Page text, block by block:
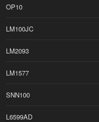
OP10
LM100JC
LM2093
LM1577
SNN100
L6599AD